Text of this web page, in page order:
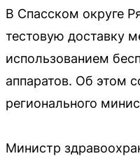
В Спасском округе
тестовую доставку
использованием
аппаратов. Об этом
регионального
Министр